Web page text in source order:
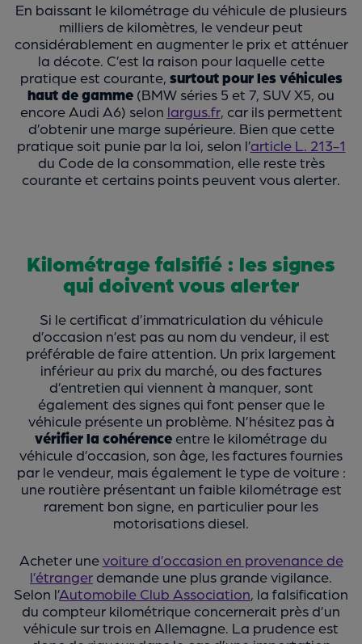
En baissant le kilométrage du véhicule de plusieurs
milliers de kilomètres, le vendeur peut
considérablement en augmenter le prix et atténuer
la décote. C’est la raison pour laquelle cette
pratique est courante, surtout pour les véhicules
haut de gamme (BMW séries 5 et 7, SUV X5, ou
encore Audi A6) selon largus.fr, car ils permettent
d’obtenir une marge supérieure. Bien que cette
pratique soit punie par la loi, selon l’article L. 213-1
du Code de la consommation, elle reste très
courante et certains points peuvent vous alerter.
Kilométrage falsifié : les signes
qui doivent vous alerter
Si le certificat d’immatriculation du véhicule
d’occasion n’est pas au nom du vendeur, il est
préférable de faire attention. Un prix largement
inférieur au prix du marché, ou des factures
d’entretien qui viennent à manquer, sont
également des signes qui font penser que le
véhicule présente un problème. N’hésitez pas à
vérifier la cohérence entre le kilométrage du
véhicule d’occasion, son âge, les factures fournies
par le vendeur, mais également le type de voiture :
une routière présentant un faible kilométrage est
rarement bon signe, en particulier pour les
motorisations diesel.
Acheter unevoiture d’occasion en provenance de
l’étranger demande une plus grande vigilance.
Selon l’Automobile Club Association , la falsification
du compteur kilométrique concernerait près d’un
véhicule sur trois en Allemagne. La prudence est